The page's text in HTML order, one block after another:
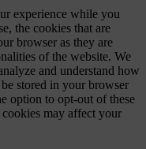
experience while you
the cookies that are
browser as they are
of the website. We
and understand how
stored in your browser
option to opt-out of these
may affect your